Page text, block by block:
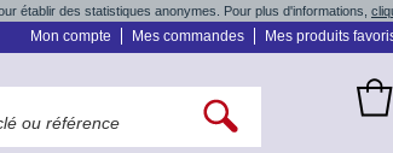
établir des statistiques anonymes. Pour plus d'informations,
Mon compte Mes commandes Mes produits